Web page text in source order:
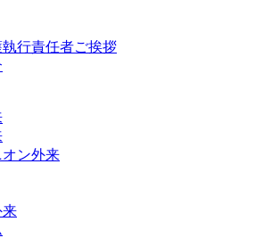
行責任者ご挨拶
ン外来
来